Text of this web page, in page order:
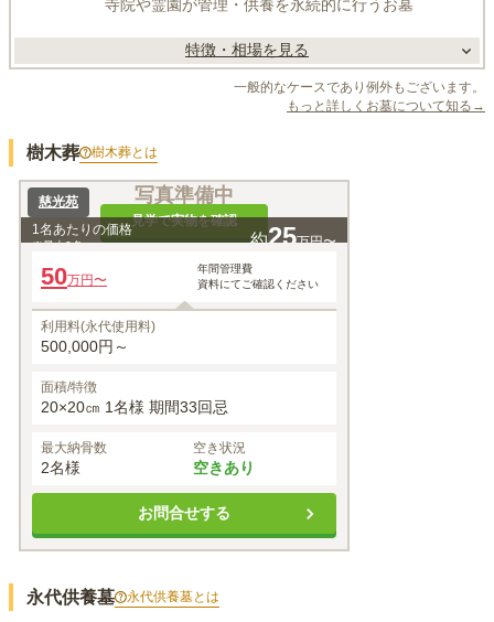
寺院や霊園が管理・供養を永続的に行うお墓
特徴・相場を見る
一般的なケースであり例外もございます。
もっと詳しくお墓について知る→
樹木葬 樹木葬とは
写真準備中
見学で実物を確認
慈光苑
1名あたりの価格
※最大2名 約25万円〜
50万円〜
年間管理費
資料にてご確認ください
利用料(永代使用料)
500,000円～
面積/特徴
20×20㎝ 1名様 期間33回忌
最大納骨数
2名様
空き状況
空きあり
お問合せする
永代供養墓 永代供養墓とは